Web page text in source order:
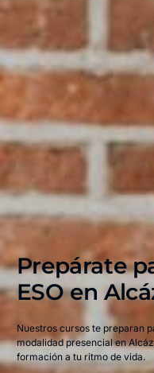
Prepárate
ESO en
Nuestros cursos te preparan
modalidad presencial en
formación a tu ritmo de vida.